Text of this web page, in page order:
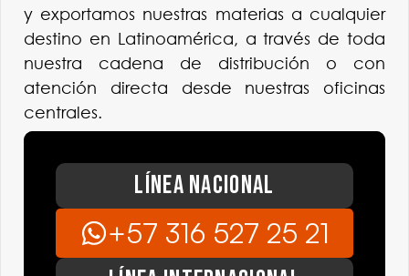
y exportamos nuestras materias a cualquier
destino en Latinoamérica, a través de toda
nuestra cadena de distribución o con
atención directa desde nuestras oficinas
centrales.
Línea Nacional
+57 316 527 25 21